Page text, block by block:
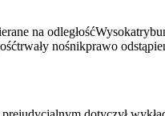
na odległośćWysoka
trwały nośnikprawo